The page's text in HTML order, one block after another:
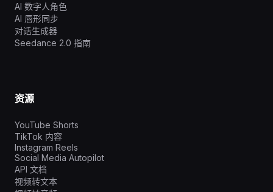
AI 数字人角色
AI 唇形同步
对话生成器
Seedance 2.0 指南
资源
YouTube Shorts
TikTok 内容
Instagram Reels
Social Media Autopilot
API 文档
视频转文本